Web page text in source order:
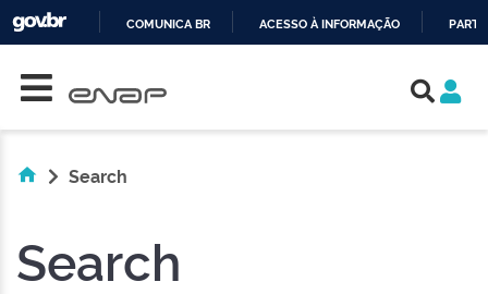
COMUNICA BR ACESSO À INFORMAÇÃO
Search
Search